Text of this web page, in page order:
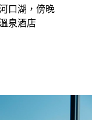
口湖，傍晚
泉酒店